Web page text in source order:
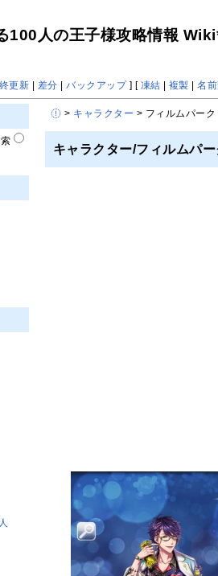
100人の王子様攻略情報
更新 | 差分 |バックアップ] [ 凍結 | 複製 |名
> キャラクター > フィルムパーク
キャラクター/フィルムパ